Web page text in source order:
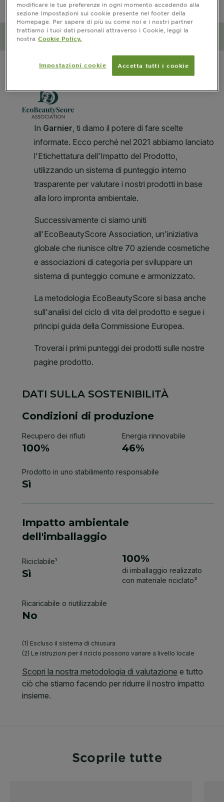
CLOSE SUBPANEL
Impatto ambientale e sociale
Scoprile tutte
modificare le tue preferenze in ogni momento accedendo alla
sezione Impostazioni sui cookie presente nel footer della
Homepage. Per sapere di più su come noi e i nostri partner
trattiamo i tuoi dati personali attraverso i Cookie, leggi la
nostra Cookie Policy.
Impostazioni cookie Accetta tutti i cookie